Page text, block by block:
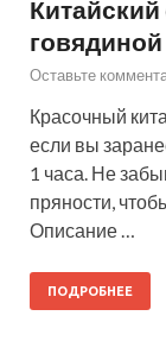
говядиной
Оставьте
Красочный
если вы
1 часа. Не
пряности,
Описание …
ПОДРОБНЕЕ